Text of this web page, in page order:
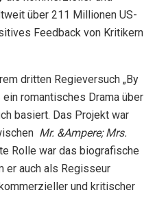
über 211 Millionen US-
Feedback von Kritikern
dritten Regieversuch „By
romantisches Drama über
basiert. Das Projekt war
Mr. &Ampere; Mrs.
Rolle war das biografische
er auch als Regisseur
und kritischer